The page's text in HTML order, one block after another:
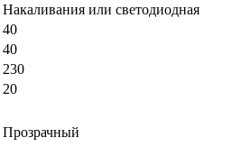
Накаливания или светодиодная
40
40
230
20
Прозрачный